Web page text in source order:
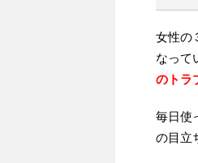
女性の
なって
のトラ
毎日使
の目立